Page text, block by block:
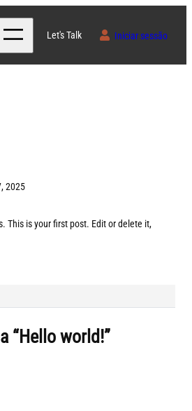
Let's Talk Iniciar sessão
2025
This is your first post. Edit or delete it,
“Hello world!”